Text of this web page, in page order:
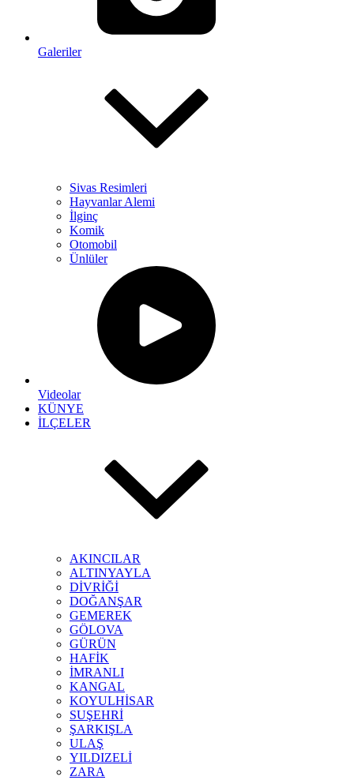
Galeriler
Sivas Resimleri
Hayvanlar Alemi
İlginç
Komik
Otomobil
Ünlüler
Videolar
KÜNYE
İLÇELER
AKINCILAR
ALTINYAYLA
DİVRİĞİ
DOĞANŞAR
GEMEREK
GÖLOVA
GÜRÜN
HAFİK
İMRANLI
KANGAL
KOYULHİSAR
SUŞEHRİ
ŞARKIŞLA
ULAŞ
YILDIZELİ
ZARA